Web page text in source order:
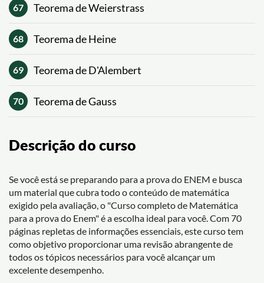
67 Teorema de Weierstrass
68 Teorema de Heine
69 Teorema de D'Alembert
70 Teorema de Gauss
Descrição do curso
Se você está se preparando para a prova do ENEM e busca
um material que cubra todo o conteúdo de matemática
exigido pela avaliação, o "Curso completo de Matemática
para a prova do Enem" é a escolha ideal para você. Com 70
páginas repletas de informações essenciais, este curso tem
como objetivo proporcionar uma revisão abrangente de
todos os tópicos necessários para você alcançar um
excelente desempenho.